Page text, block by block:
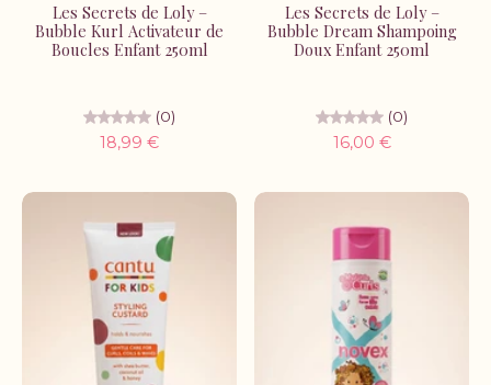
Les Secrets de Loly –
Bubble Kurl Activateur de
Boucles Enfant 250ml
(0)
18,99 €
Les Secrets de Loly –
Bubble Dream Shampoing
Doux Enfant 250ml
(0)
16,00 €